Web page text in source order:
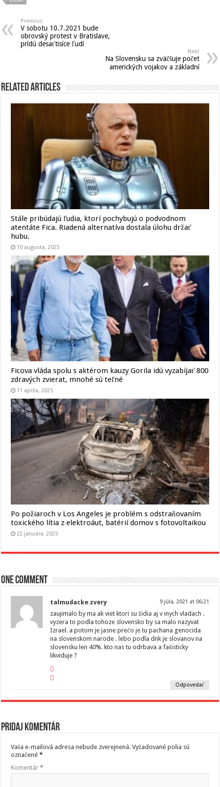
Previous
V sobotu 10.7.2021 bude
obrovský protest v Bratislave,
prídú desaťtisíce ľudí
Next
Na Slovensku sa zväčšuje počet
amerických vojakov a základní
Related Articles
Stále pribúdajú ľudia, ktorí pochybujú o podvodnom
atentáte Fica. Riadená alternatíva dostala úlohu držať
hubu.
10 augusta, 2025
Ficova vláda spolu s aktérom kauzy Gorila idú vyzabíjať 800
zdravých zvierat, mnohé sú teľné
11 apríla, 2025
Po požiaroch v Los Angeles je problém s odstraňovaním
toxického lítia z elektroáut, batérií domov s fotovoltaikou
22 januára, 2025
One comment
talmudacke zvery 9 júla, 2021 at 06:21
zaujimalo by ma ak viet ktori su židia aj v inych vladach .
vyzera to podla tohoze slovensko by sa malo nazyvat
Izrael. a potom je jasne prečo je tu pachana genocida
na slovenskom narode . lebo podla dnk je slovanov na
slovensku len 40%. kto nas tu odrbava a fašisticky
likviduje ?
Odpovedať
Pridaj komentár
Vaša e-mailová adresa nebude zverejnená. Vyžadované polia sú
označené*
Komentár*